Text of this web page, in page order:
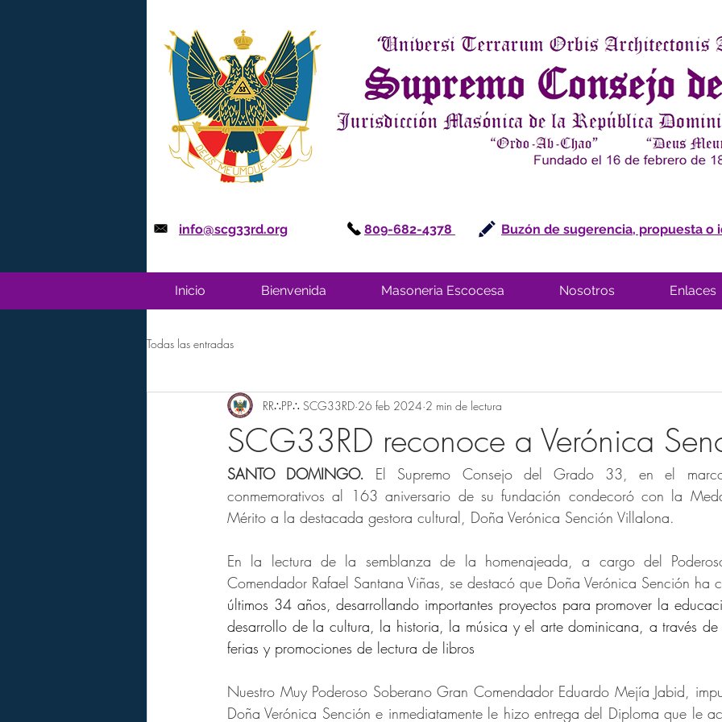
info@scg33rd.org 809-682-4378 Buzón de sugerencia, propuesta o
Inicio Bienvenida Masoneria Escocesa Nosotros Enlaces
Todas las entradas
SCG33RD reconoce a Verónica
RR∴PP∴ SCG33RD 26 feb 2024 2 min de lectura
SANTO DOMINGO. El Supremo Consejo del Grado 33, en el
conmemorativos al 163 aniversario de su fundación condecoró con la
Mérito a la destacada gestora cultural, Doña Verónica Sención Villalona.
En la lectura de la semblanza de la homenajeada, a cargo del
últimos 34 años, desarrollando importantes proyectos para promover la
desarrollo de la cultura, la historia, la música y el arte dominicana, a través
ferias y promociones de lectura de libros
Nuestro Muy Poderoso Soberano Gran Comendador Eduardo Mejía Jabid,
Doña Verónica Sención e inmediatamente le hizo entrega del Diploma que le